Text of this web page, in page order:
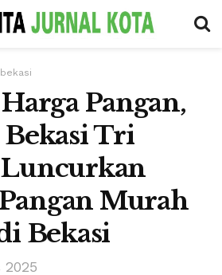
Pangan,
Tri
Murah
Bekasi